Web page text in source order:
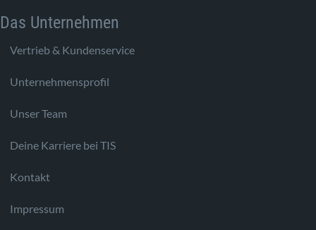
Das Unternehmen
Vertrieb & Kundenservice
Unternehmensprofil
Unser Team
Deine Karriere bei TIS
Kontakt
Impressum